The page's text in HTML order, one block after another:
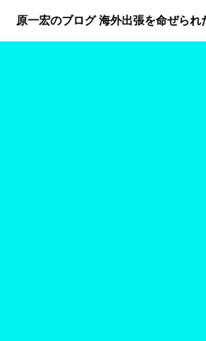
原一宏のブログ 海外出張を命ぜられ